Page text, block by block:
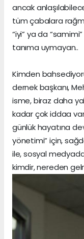
ancak
tüm çabalara
“iyi” ya da
tanıma uymayan..
Kimden
dernek başkanı,
isme, biraz daha
kadar çok iddaa
günlük hayatına
yönetimi” için,
ile, sosyal
kimdir, nereden